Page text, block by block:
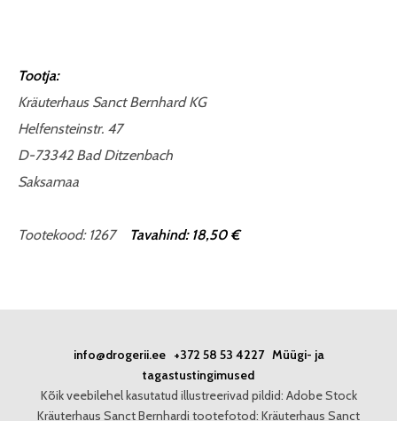
Tootja:
Kräuterhaus Sanct Bernhard KG
Helfensteinstr. 47
D-73342 Bad Ditzenbach
Saksamaa
Tootekood: 1267 Tavahind: 18,50 €
info@drogerii.ee+372 58 53 4227 Müügi- ja
tagastustingimused
Kõik veebilehel kasutatud illustreerivad pildid: Adobe Stock
Kräuterhaus Sanct Bernhardi tootefotod: Kräuterhaus Sanct